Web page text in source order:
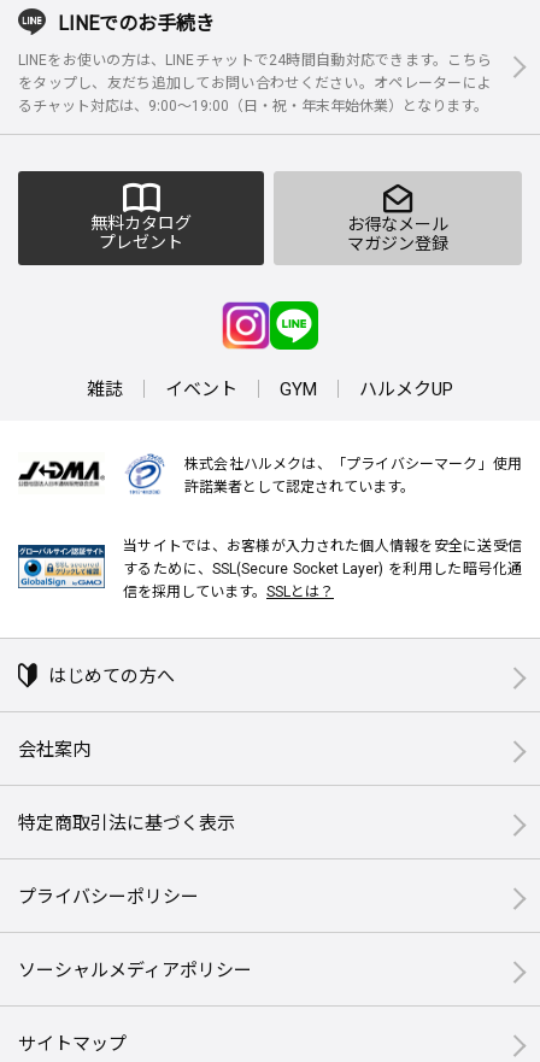
LINEでのお手続き
LINEをお使いの方は、LINEチャットで24時間自動対応できます。こちら
をタップし、友だち追加してお問い合わせください。オペレーターによ
るチャット対応は、9:00～19:00（日・祝・年末年始休業）となります。
無料カタログ
プレゼント
お得なメール
マガジン登録
雑誌 イベント GYM ハルメクUP
株式会社ハルメクは、「プライバシーマーク」使用
許諾業者として認定されています。
当サイトでは、お客様が入力された個人情報を安全に送受信
するために、SSL(Secure Socket Layer) を利用した暗号化通
信を採用しています。 SSLとは？
はじめての方へ
会社案内
特定商取引法に基づく表示
プライバシーポリシー
ソーシャルメディアポリシー
サイトマップ